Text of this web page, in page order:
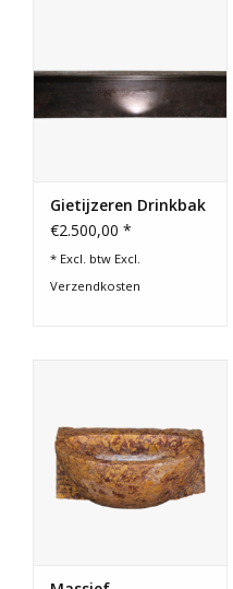
Gietijzeren Drinkbak
€2.500,00 *
* Excl. btw Excl.
Verzendkosten